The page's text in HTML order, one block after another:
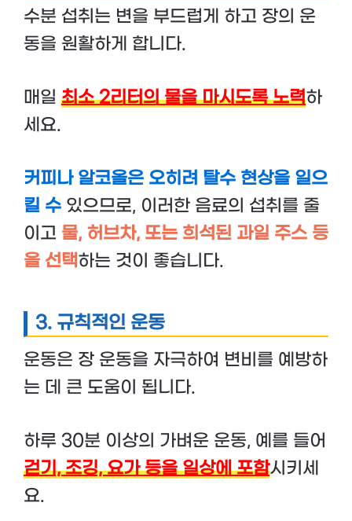
수분 섭취는 변을 부드럽게 하고 장의 운
동을 원활하게 합니다.
매일 최소 2리터의 물을 마시도록 노력하
세요.
커피나 알코올은 오히려 탈수 현상을 일으
킬 수 있으므로, 이러한 음료의 섭취를 줄
이고 물, 허브차, 또는 희석된 과일 주스 등
을 선택하는 것이 좋습니다.
3. 규칙적인 운동
운동은 장 운동을 자극하여 변비를 예방하
는 데 큰 도움이 됩니다.
하루 30분 이상의 가벼운 운동, 예를 들어
걷기, 조깅, 요가 등을 일상에 포함시키세
요.